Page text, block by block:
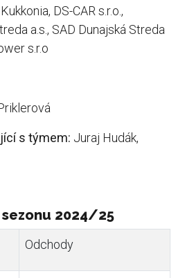
DS-CAR s.r.o.,
a.s., SAD Dunajská Streda
s.r.o
s týmem: Juraj Hudák,
2024/25
Odchody